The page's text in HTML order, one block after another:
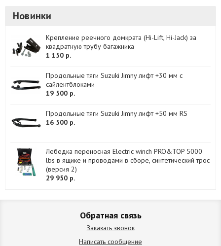
Новинки
Крепление реечного домкрата (Hi-Lift, Hi-Jack) за
квадратную трубу багажника
1 150 р.
Продольные тяги Suzuki Jimny лифт +30 мм с
сайлентблоками
19 500 р.
Продольные тяги Suzuki Jimny лифт +50 мм RS
16 500 р.
Лебедка переносная Electric winch PRO&TOP 5000
lbs в ящике и проводами в сборе, синтетический трос
(версия 2)
29 950 р.
Обратная связь
Заказать звонок
Написать сообщение